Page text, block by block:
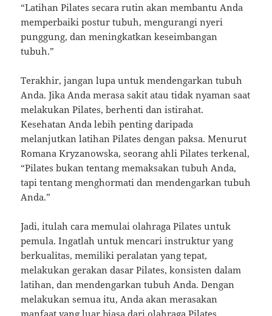
“Latihan Pilates secara rutin akan membantu Anda
memperbaiki postur tubuh, mengurangi nyeri
punggung, dan meningkatkan keseimbangan
tubuh.”
Terakhir, jangan lupa untuk mendengarkan tubuh
Anda. Jika Anda merasa sakit atau tidak nyaman saat
melakukan Pilates, berhenti dan istirahat.
Kesehatan Anda lebih penting daripada
melanjutkan latihan Pilates dengan paksa. Menurut
Romana Kryzanowska, seorang ahli Pilates terkenal,
“Pilates bukan tentang memaksakan tubuh Anda,
tapi tentang menghormati dan mendengarkan tubuh
Anda.”
Jadi, itulah cara memulai olahraga Pilates untuk
pemula. Ingatlah untuk mencari instruktur yang
berkualitas, memiliki peralatan yang tepat,
melakukan gerakan dasar Pilates, konsisten dalam
latihan, dan mendengarkan tubuh Anda. Dengan
melakukan semua itu, Anda akan merasakan